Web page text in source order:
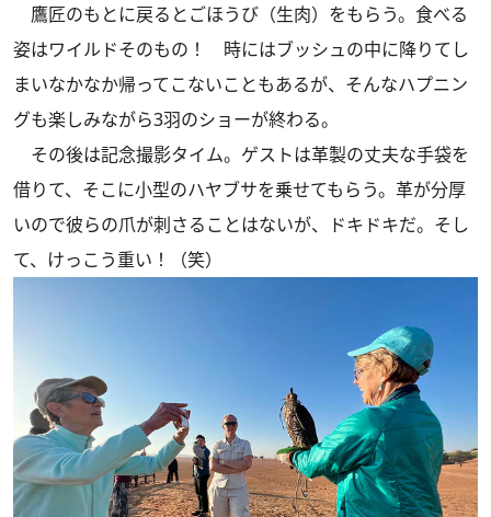
鷹匠のもとに戻るとごほうび（生肉）をもらう。食べる
姿はワイルドそのもの！ 時にはブッシュの中に降りてし
まいなかなか帰ってこないこともあるが、そんなハプニン
グも楽しみながら3羽のショーが終わる。
その後は記念撮影タイム。ゲストは革製の丈夫な手袋を
借りて、そこに小型のハヤブサを乗せてもらう。革が分厚
いので彼らの爪が刺さることはないが、ドキドキだ。そし
て、けっこう重い！（笑）